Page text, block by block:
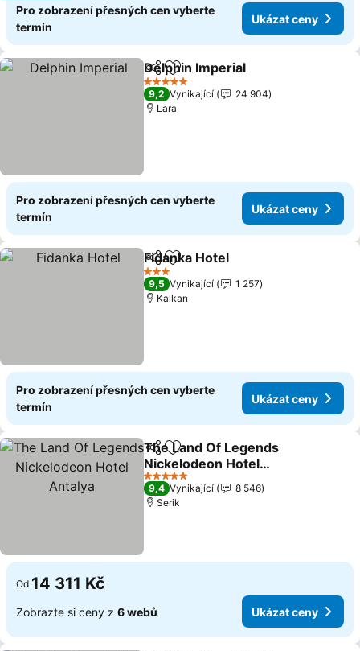
Pro zobrazení přesných cen vyberte
termín
Ukázat ceny
SdíletPřidat na seznam oblíbených
Delphin Imperial
5 Počet hvězdiček
9,2 Vynikající
24 904
Lara
Pro zobrazení přesných cen vyberte
termín
Ukázat ceny
SdíletPřidat na seznam oblíbených
Fidanka Hotel
3 Počet hvězdiček
9,5 Vynikající
1 257
Kalkan
Pro zobrazení přesných cen vyberte
termín
Ukázat ceny
SdíletPřidat na seznam oblíbených
The Land Of Legends
Nickelodeon Hotel
Antalya
Ukázat ceny
5 Počet hvězdiček
9,4 Vynikající
8 546
Serik
Od 14 311 Kč
Zobrazte si ceny z 6 webů Ukázat ceny